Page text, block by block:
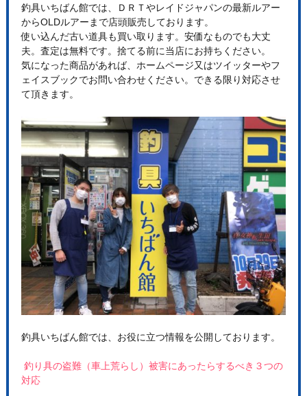
釣具いちばん館では、ＤＲＴやレイドジャパンの最新ルアー
からOLDルアーまで店頭販売しております。
使い込んだ古い道具も買い取ります。安価なものでも大丈
夫。査定は無料です。捨てる前に当店にお持ちください。
気になった商品があれば、ホームページ又はツイッターやフ
ェイスブックでお問い合わせください。できる限り対応させ
て頂きます。
釣具いちばん館では、お役に立つ情報を公開しております。
釣り具の盗難（車上荒らし）被害にあったらするべき３つの
対応